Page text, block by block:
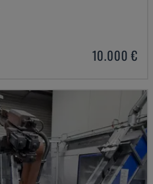
10.000 €